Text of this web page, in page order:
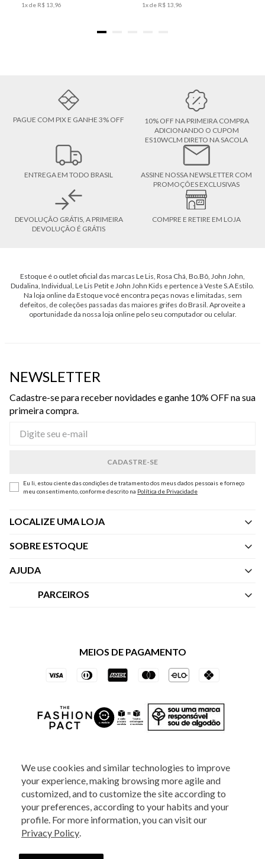
We use cookies and similar technologies to improve
your experience, making browsing more agile and
customized, and to customize the site according to
your preferences, according to your habits and your
profile. For more information, you can visit our
Privacy Policy.
1x de R$ 13 96 1x de R$ 13 96
PAGUE COM PIX E GANHE 3% OFF
10% OFF NA PRIMEIRA COMPRA
ADICIONANDO O CUPOM
ES10WCLM DIRETO NA SACOLA
ENTREGA EM TODO BRASIL
ASSINE NOSSA NEWSLETTER COM
PROMOÇÕES EXCLUSIVAS
DEVOLUÇÃO GRÁTIS, A PRIMEIRA
DEVOLUÇÃO É GRÁTIS
COMPRE E RETIRE EM LOJA
Estoque é o outlet oficial das marcas Le Lis, Rosa Chá, Bo.Bô, John John,
Dudalina, Individual, Le Lis Petit e John John Kids e pertence à Veste S.A Estilo.
Na loja online da Estoque você encontra peças novas e limitadas, sem
defeitos, de coleções passadas das maiores grifes do Brasil. Aproveite a
oportunidade da nossa loja online pelo seu computador ou celular.
NEWSLETTER
Cadastre-se para receber novidades e ganhe 10% OFF na sua
primeira compra.
Eu li, estou ciente das condições de tratamento dos meus dados pessoais e forneço
meu consentimento, conforme descrito na Política de Privacidade
LOCALIZE UMA LOJA
SOBRE ESTOQUE
Quem Somos
AJUDA
Central de Atendimento
Trocas e Devoluções
PARCEIROS
Vai de Visa
Azul Fidelidade
MEIOS DE PAGAMENTO
2025 - Veste S.A Estilo. Todos os direitos reservados - A loja Estoque reserva-
se no direito de corrigir ou alterar informações como: preços, promoções e
880 5520.Horário de Atendimento: